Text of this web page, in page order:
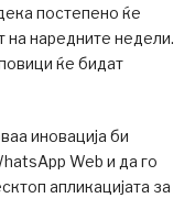
постепено ќе
на наредните недели.
ќе бидат
иновација би
Web и да го
апликацијата за